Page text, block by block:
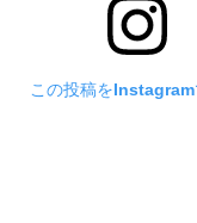
この投稿をInstagram